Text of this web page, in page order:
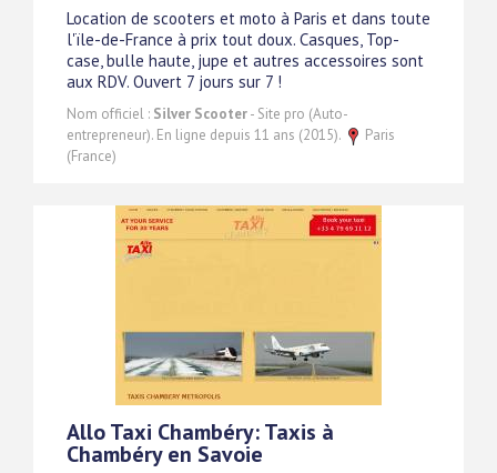
Location de scooters et moto à Paris et dans toute
l'ïle-de-France à prix tout doux. Casques, Top-
case, bulle haute, jupe et autres accessoires sont
aux RDV. Ouvert 7 jours sur 7 !
Nom officiel : Silver Scooter- Site pro (Auto-
entrepreneur). En ligne depuis 11 ans (2015).
Paris
(France)
Allo Taxi Chambéry: Taxis à
Chambéry en Savoie